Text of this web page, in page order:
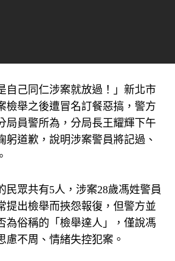
自己同仁涉案就放過！」新北市
檢舉之後遭冒名訂餐惡搞，警方
局員警所為，分局長王耀輝下午
躬道歉，說明涉案警員將記過、
民眾共有5人，涉案28歲馮姓警員
提出檢舉而挾怨報復，但警方並
為俗稱的「檢舉達人」，僅說馮
慮不周、情緒失控犯案。